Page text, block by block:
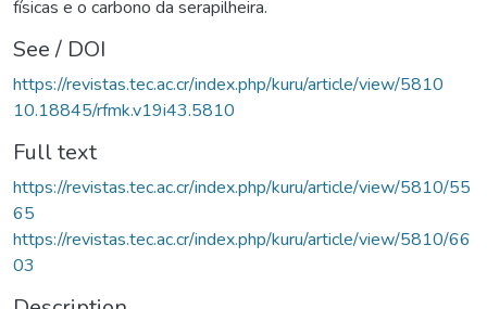
físicas e o carbono da serapilheira.
See / DOI
https://revistas.tec.ac.cr/index.php/kuru/article/view/5810
10.18845/rfmk.v19i43.5810
Full text
https://revistas.tec.ac.cr/index.php/kuru/article/view/5810/55
65
https://revistas.tec.ac.cr/index.php/kuru/article/view/5810/66
03